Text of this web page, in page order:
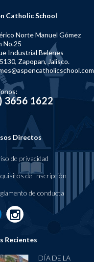
Catholic School
Norte Manuel Gómez
No.25
Industrial Belenes
Zapopan, Jalisco.
3656 1622
Directos
de privacidad
tos de Inscripción
to de conducta
Recientes
DÍA DE LA